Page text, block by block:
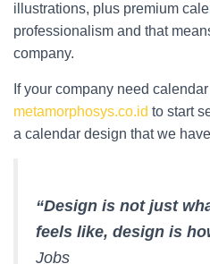
illustrations, plus premium
professionalism and that
company.
If your company need
metamorphosys.co.id to start
a calendar design that we
“Design is not just
feels like, design is
Jobs